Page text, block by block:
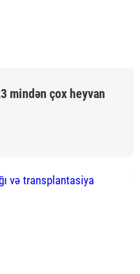
mindən çox heyvan